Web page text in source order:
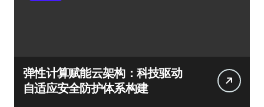
弹性计算赋能云架构：科技驱动
自适应安全防护体系构建